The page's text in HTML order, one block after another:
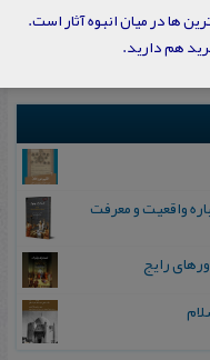
واقعیت و معرفت
رایج
ها در میان انبوه آثار است.
هم دارید.